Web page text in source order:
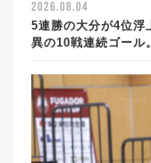
2026.08.04
5連勝の大分が4位浮
異の10戦連続ゴー